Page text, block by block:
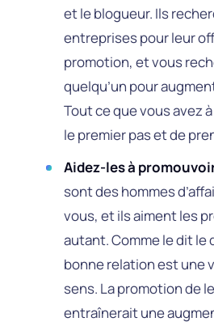
et le blogueur. Ils
entreprises pour leur
promotion, et vous
quelqu’un pour
Tout ce que vous avez
le premier pas et de
Aidez-les à
sont des hommes
vous, et ils aiment les
autant. Comme le dit le
bonne relation est une
sens. La promotion de
entraînerait une